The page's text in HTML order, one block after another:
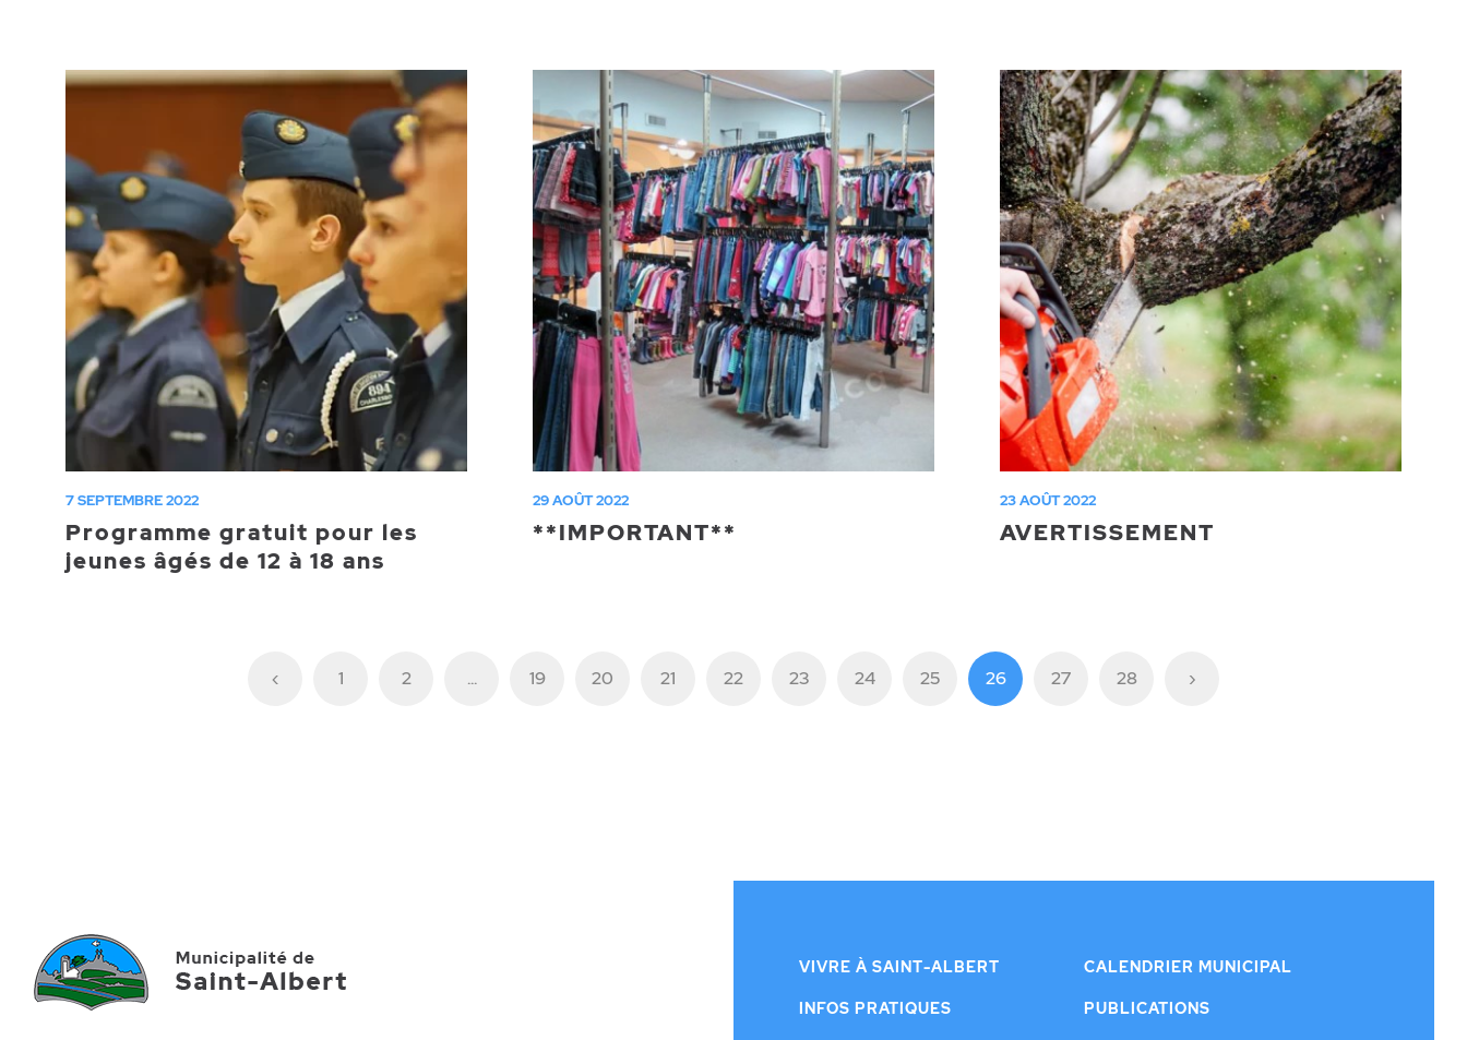
7 SEPTEMBRE 2022
Programme gratuit pour les
jeunes âgés de 12 à 18 ans
29 AOÛT 2022
**IMPORTANT**
23 AOÛT 2022
AVERTISSEMENT
‹ 1 2 ... 19 20 21 22 23 24 25 26 27 28 ›
VIVRE À SAINT-ALBERT
INFOS PRATIQUES
CALENDRIER MUNICIPAL
PUBLICATIONS